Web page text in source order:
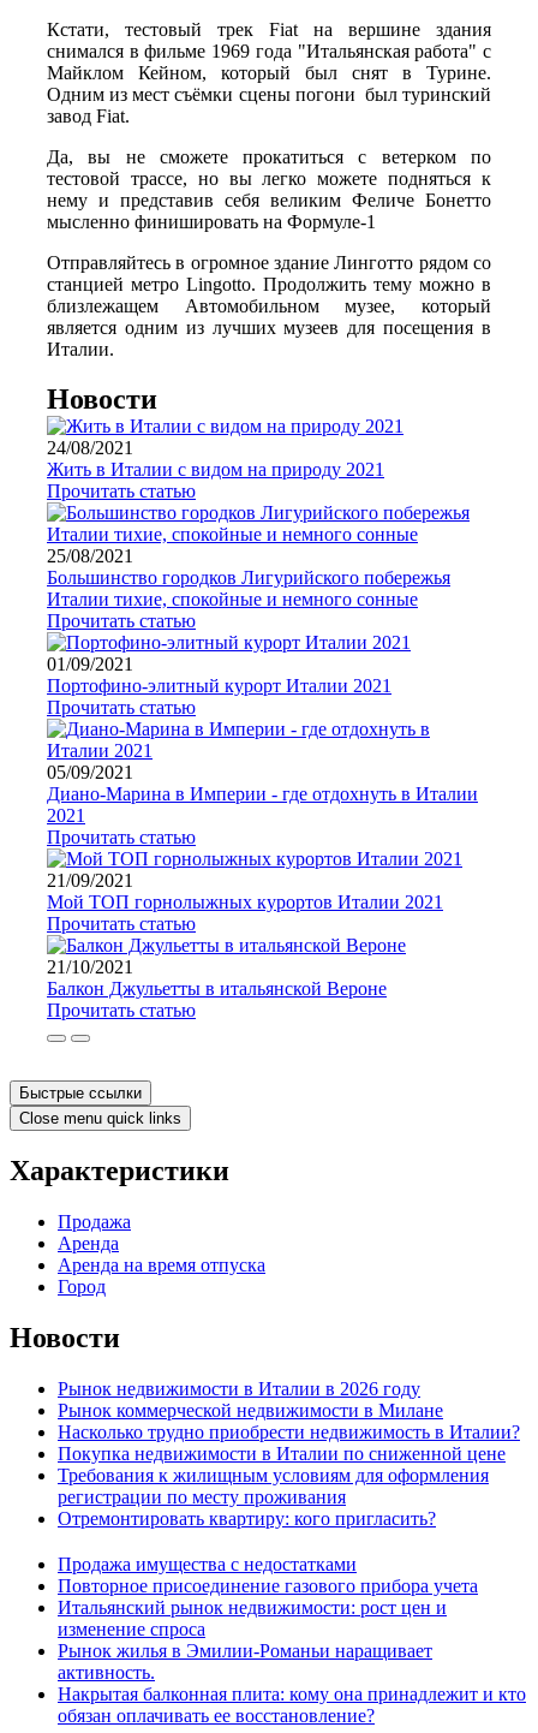
Кстати, тестовый трек Fiat на вершине здания
снимался в фильме 1969 года "Итальянская работа" с
Майклом Кейном, который был снят в Турине.
Одним из мест съёмки сцены погони был туринский
завод Fiat.
Да, вы не сможете прокатиться с ветерком по
тестовой трассе, но вы легко можете подняться к
нему и представив себя великим Феличе Бонетто
мысленно финишировать на Формуле-1
Отправляйтесь в огромное здание Линготто рядом со
станцией метро Lingotto. Продолжить тему можно в
близлежащем Автомобильном музее, который
является одним из лучших музеев для посещения в
Италии.
Новости
24/08/2021
Жить в Италии с видом на природу 2021
Прочитать статью
25/08/2021
Большинство городков Лигурийского побережья
Италии тихие, спокойные и немного сонные
Прочитать статью
01/09/2021
Портофино-элитный курорт Италии 2021
Прочитать статью
05/09/2021
Диано-Марина в Империи - где отдохнуть в Италии
2021
Прочитать статью
21/09/2021
Мой ТОП горнолыжных курортов Италии 2021
Прочитать статью
21/10/2021
Балкон Джульетты в итальянской Вероне
Прочитать статью
Быстрые ссылки
Close menu quick links
Характеристики
Продажа
Аренда
Аренда на время отпуска
Город
Новости
Рынок недвижимости в Италии в 2026 году
Рынок коммерческой недвижимости в Милане
Насколько трудно приобрести недвижимость в Италии?
Покупка недвижимости в Италии по сниженной цене
Требования к жилищным условиям для оформления
регистрации по месту проживания
Отремонтировать квартиру: кого пригласить?
Продажа имущества с недостатками
Повторное присоединение газового прибора учета
Итальянский рынок недвижимости: рост цен и
изменение спроса
Рынок жилья в Эмилии-Романьи наращивает
активность.
Накрытая балконная плита: кому она принадлежит и кто
обязан оплачивать ее восстановление?